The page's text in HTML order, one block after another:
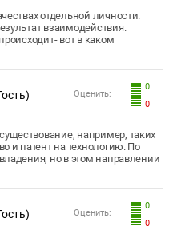
отдельной личности.
взаимодействия.
вот в каком
0
0
Оценить:
например, таких
и патент на технологию. По
но в этом направлении
0
0
Оценить: